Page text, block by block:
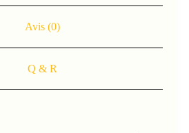
Avis (0)
Q & R